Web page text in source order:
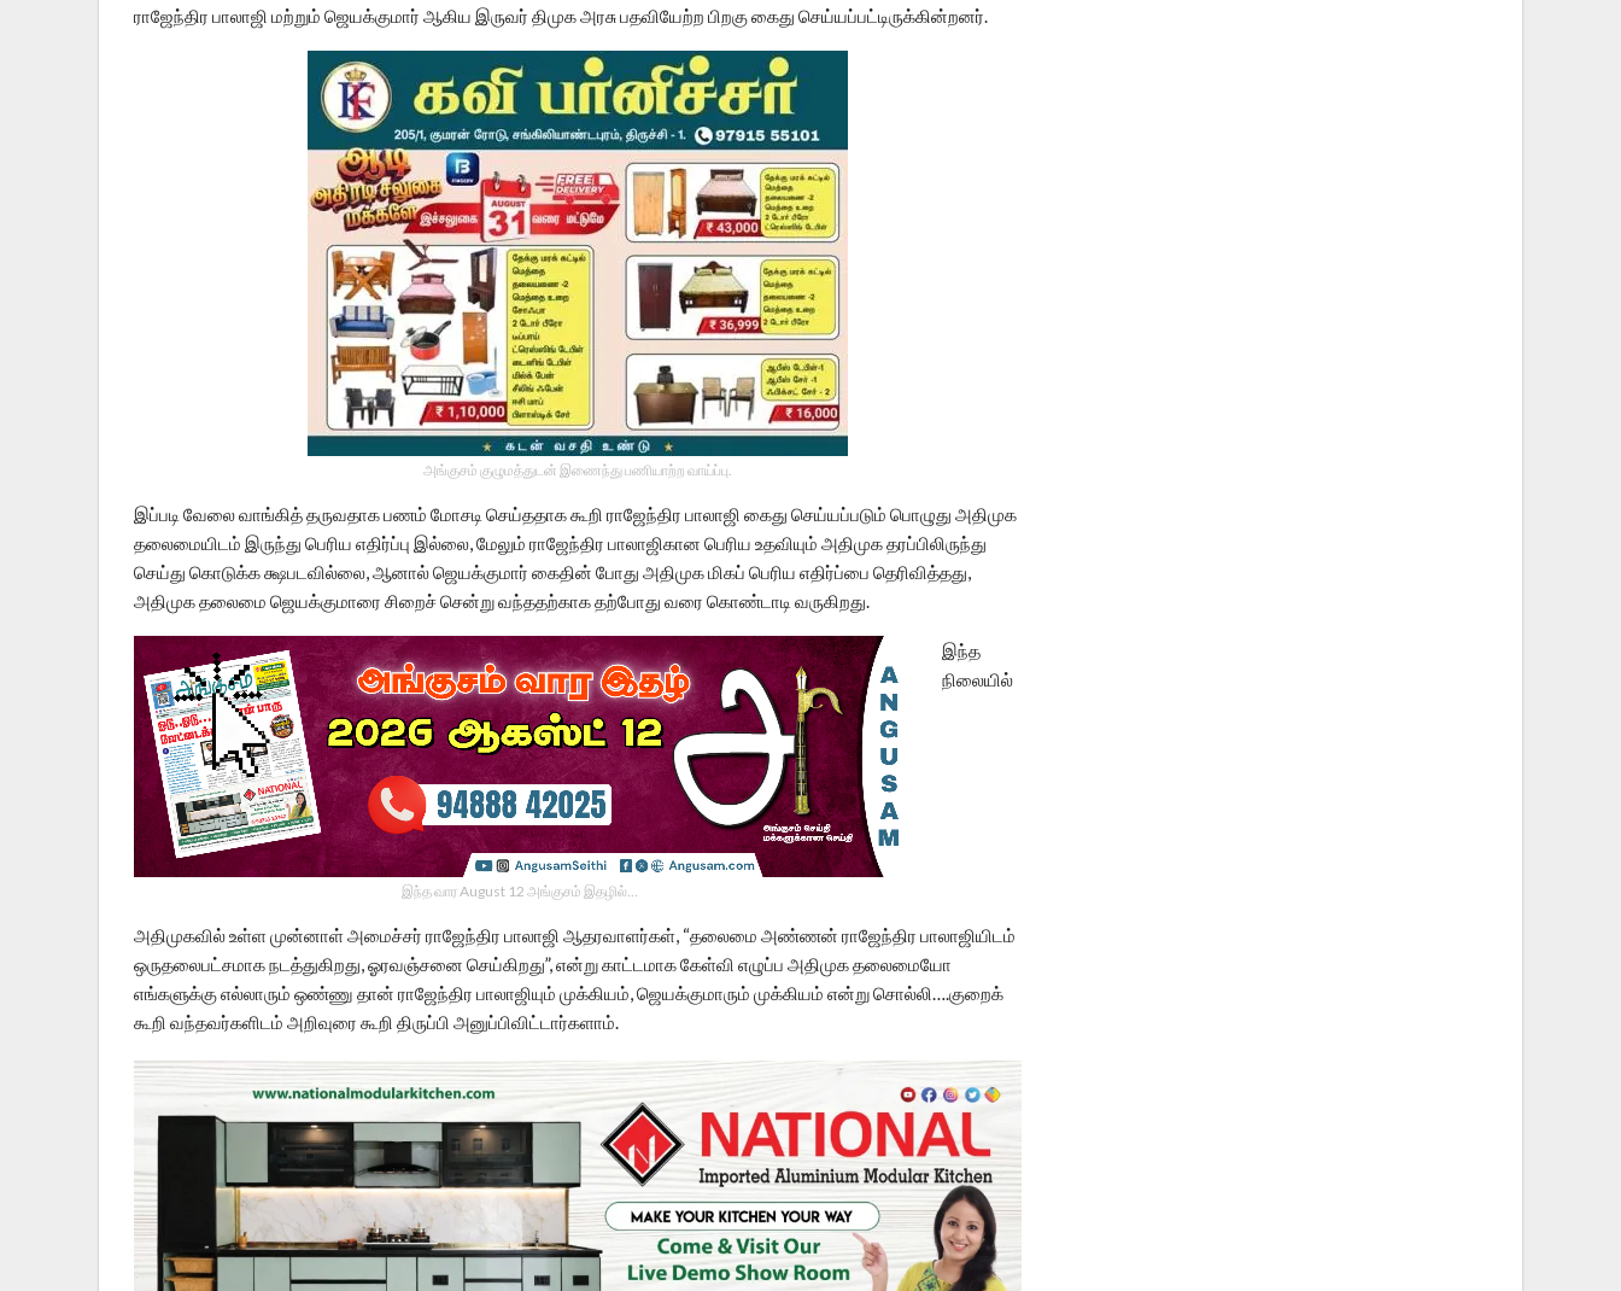
ராஜேந்திர பாலாஜி மற்றும் ஜெயக்குமார் ஆகிய இருவர் திமுக அரசு பதவியேற்ற பிறகு கைது செய்யப்பட்டிருக்கின்றனர்.
அங்குசம் குழுமத்துடன் இணைந்து பணியாற்ற வாய்ப்பு.
இப்படி வேலை வாங்கித் தருவதாக பணம் மோசடி செய்ததாக கூறி ராஜேந்திர பாலாஜி கைது செய்யப்படும் பொழுது அதிமுக
தலைமையிடம் இருந்து பெரிய எதிர்ப்பு இல்லை, மேலும் ராஜேந்திர பாலாஜிகான பெரிய உதவியும் அதிமுக தரப்பிலிருந்து
செய்து கொடுக்க க்ஷபடவில்லை, ஆனால் ஜெயக்குமார் கைதின் போது அதிமுக மிகப் பெரிய எதிர்ப்பை தெரிவித்தது,
அதிமுக தலைமை ஜெயக்குமாரை சிறைச் சென்று வந்ததற்காக தற்போது வரை கொண்டாடி வருகிறது.
இந்த வார August 12 அங்குசம் இதழில்…
இந்த
நிலையில்
அதிமுகவில் உள்ள முன்னாள் அமைச்சர் ராஜேந்திர பாலாஜி ஆதரவாளர்கள், “தலைமை அண்ணன் ராஜேந்திர பாலாஜியிடம்
ஒருதலைபட்சமாக நடத்துகிறது, ஓரவஞ்சனை செய்கிறது”, என்று காட்டமாக கேள்வி எழுப்ப அதிமுக தலைமையோ
எங்களுக்கு எல்லாரும் ஒண்ணு தான் ராஜேந்திர பாலாஜியும் முக்கியம், ஜெயக்குமாரும் முக்கியம் என்று சொல்லி….குறைக்
கூறி வந்தவர்களிடம் அறிவுரை கூறி திருப்பி அனுப்பிவிட்டார்களாம்.